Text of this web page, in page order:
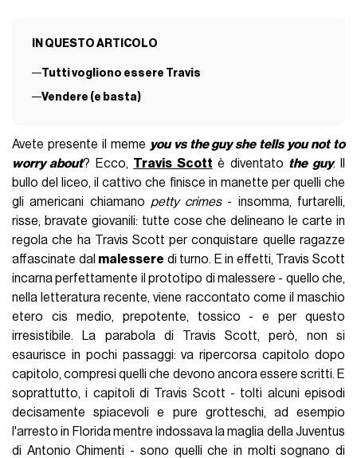
IN QUESTO ARTICOLO
Tutti vogliono essere Travis
Vendere (e basta)
Avete presente il meme you vs the guy she tells you not to
worry about? Ecco, Travis Scott è diventato the guy. Il
bullo del liceo, il cattivo che finisce in manette per quelli che
gli americani chiamano petty crimes- insomma, furtarelli,
risse, bravate giovanili: tutte cose che delineano le carte in
regola che ha Travis Scott per conquistare quelle ragazze
affascinate dal malessere di turno. E in effetti, Travis Scott
incarna perfettamente il prototipo di malessere - quello che,
nella letteratura recente, viene raccontato come il maschio
etero cis medio, prepotente, tossico - e per questo
irresistibile. La parabola di Travis Scott, però, non si
esaurisce in pochi passaggi: va ripercorsa capitolo dopo
capitolo, compresi quelli che devono ancora essere scritti. E
soprattutto, i capitoli di Travis Scott - tolti alcuni episodi
decisamente spiacevoli e pure grotteschi, ad esempio
l'arresto in Florida mentre indossava la maglia della Juventus
di Antonio Chimenti - sono quelli che in molti sognano di